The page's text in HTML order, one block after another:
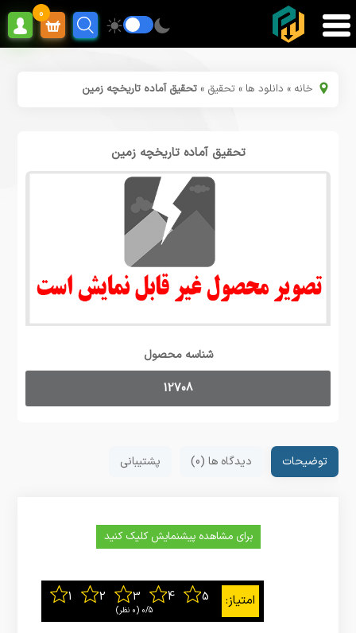
0
خانه » دانلود ها » تحقیق »تحقیق آماده تاریخچه زمین
تحقیق آماده تاریخچه زمین
شناسه محصول
12708
توضیحات دیدگاه ها (0) پشتیبانی
برای مشاهده پیشنمایش کلیک کنید
0/5 ‫(0 نظر)